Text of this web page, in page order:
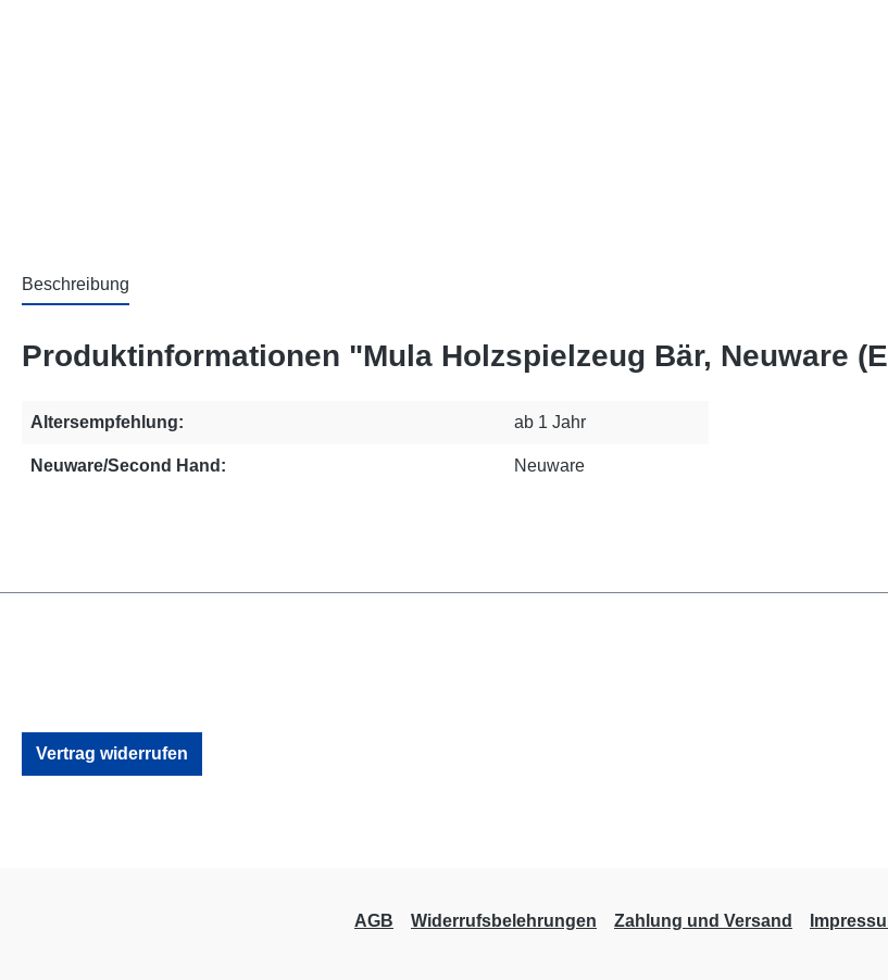
Beschreibung
Produktinformationen "Mula Holzspielzeug Bär, Neuware
Altersempfehlung: ab 1 Jahr
Neuware/Second Hand: Neuware
Vertrag widerrufen
AGB Widerrufsbelehrungen Zahlung und Versand